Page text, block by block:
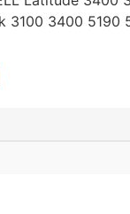
3100 3400 5190